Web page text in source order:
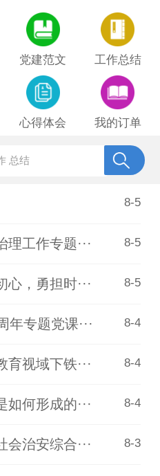
党建范文 工作总结
心得体会 我的订单
8-5
工作专题··· 8-5
，勇担时··· 8-5
专题党课··· 8-4
视域下铁··· 8-4
何形成的··· 8-4
治安综合··· 8-3